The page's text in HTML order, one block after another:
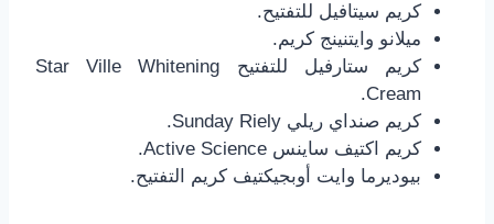
كريم سيتافيل للتفتيح.
ميلانو وايتنينج كريم.
كريم ستارفيل للتفتيح Star Ville Whitening
Cream.
كريم صنداي ريلي Sunday Riely.
كريم اكتيف ساينس Active Science.
بيوديرما وايت أوبجيكتيف كريم التفتيح.